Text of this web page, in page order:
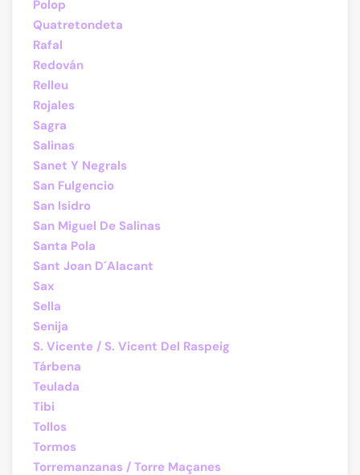
Polop
Quatretondeta
Rafal
Redován
Relleu
Rojales
Sagra
Salinas
Sanet Y Negrals
San Fulgencio
San Isidro
San Miguel De Salinas
Santa Pola
Sant Joan D´Alacant
Sax
Sella
Senija
S. Vicente / S. Vicent Del Raspeig
Tárbena
Teulada
Tibi
Tollos
Tormos
Torremanzanas / Torre Maçanes